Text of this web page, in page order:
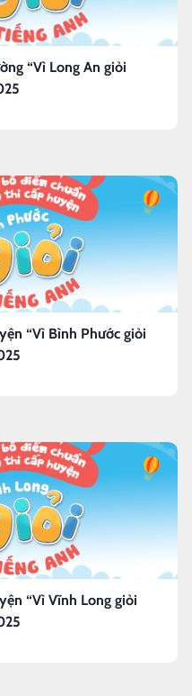
“Vì Long An giỏi
“Vì Bình Phước giỏi
“Vì Vĩnh Long giỏi